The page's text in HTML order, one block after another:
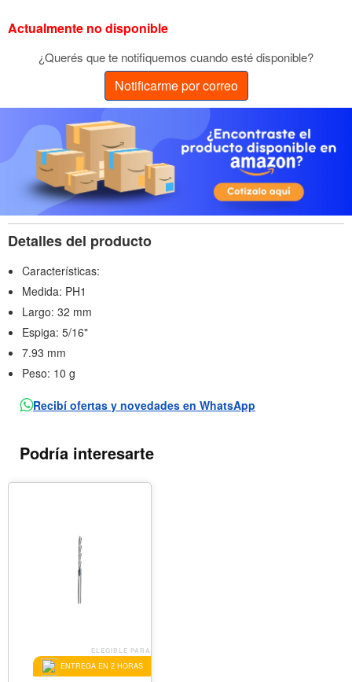
Actualmente no disponible
¿Querés que te notifiquemos cuando esté disponible?
Notificarme por correo
Detalles del producto
Características:
Medida: PH1
Largo: 32 mm
Espiga: 5/16"
7.93 mm
Peso: 10 g
Recibí ofertas y novedades en WhatsApp
Podría interesarte
ELEGIBLE PARA
ENTREGA EN 2 HORAS